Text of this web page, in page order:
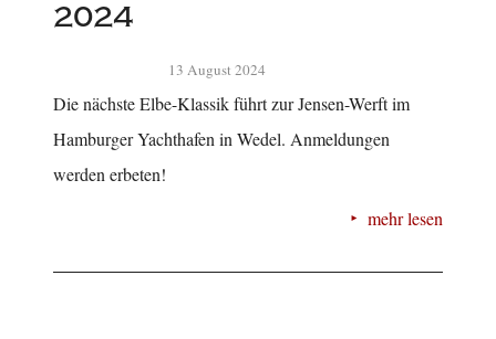
2024
13 August 2024
Die nächste Elbe-Klassik führt zur Jensen-Werft im
Hamburger Yachthafen in Wedel. Anmeldungen
werden erbeten!
mehr lesen